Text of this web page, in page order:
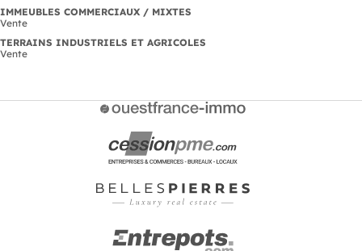
IMMEUBLES COMMERCIAUX / MIXTES
Vente
TERRAINS INDUSTRIELS ET AGRICOLES
Vente